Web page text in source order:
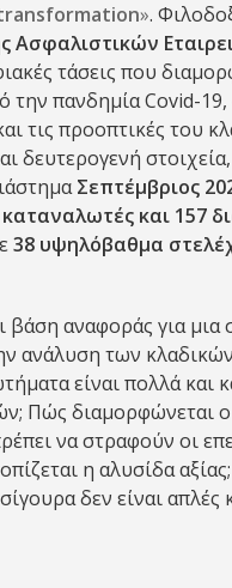
».
Ασφαλιστικών
τάσεις που
την πανδημία Covid-
τις προοπτικές του
δευτερογενή
Σεπτέμβριος
καταναλωτές και 157
38 υψηλόβαθμα
βάση αναφοράς για
ανάλυση των
είναι πολλά και
Πώς διαμορφώνεται
να στραφούν οι
η αλυσίδα
δεν είναι